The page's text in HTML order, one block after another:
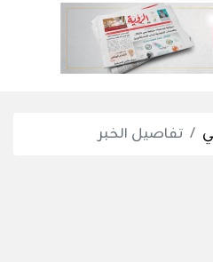
تفاصيل الخبر